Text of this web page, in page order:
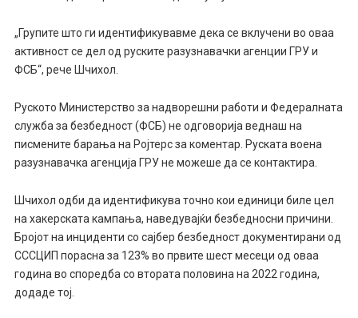
„Групите што ги идентификувавме дека се вклучени во оваа
активност се дел од руските разузнавачки агенции ГРУ и
ФСБ“, рече Шчихол.
Руското Министерство за надворешни работи и Федералната
служба за безбедност (ФСБ) не одговорија веднаш на
писмените барања на Ројтерс за коментар. Руската воена
разузнавачка агенција ГРУ не можеше да се контактира.
Шчихол одби да идентификува точно кои единици биле цел
на хакерската кампања, наведувајќи безбедносни причини.
Бројот на инциденти со сајбер безбедност документирани од
СССЦИП порасна за 123% во првите шест месеци од оваа
година во споредба со втората половина на 2022 година,
додаде тој.